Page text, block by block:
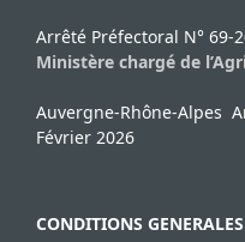
Arrêté Préfectoral N° 69-
Ministère chargé de
Auvergne-Rhône-Alpes
Février 2026
CONDITIONS